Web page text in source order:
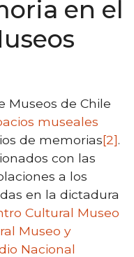
en el
Museos de Chile
museales
de memorias[2].
con las
a los
en la dictadura
Cultural Museo
Museo y
Nacional